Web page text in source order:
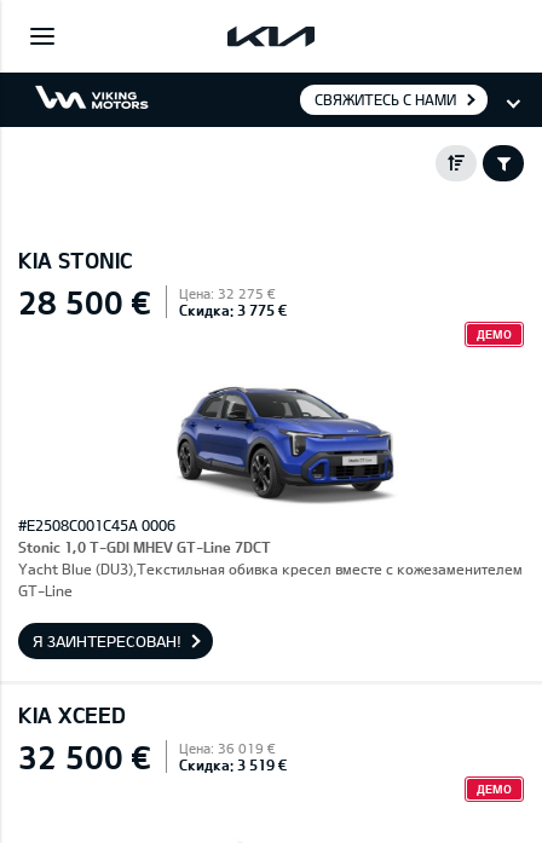
СВЯЖИТЕСЬ С НАМИ
KIA STONIC
28 500 € Цена: 32 275 €
Скидка: 3 775 €
ДЕМО
#E2508C001C45A 0006
Stonic 1,0 T-GDI MHEV GT-Line 7DCT
Yacht Blue (DU3),Текстильная обивка кресел вместе с кожезаменителем
GT-Line
Я ЗАИНТЕРЕСОВАН!
KIA XCEED
32 500 € Цена: 36 019 €
Скидка: 3 519 €
ДЕМО